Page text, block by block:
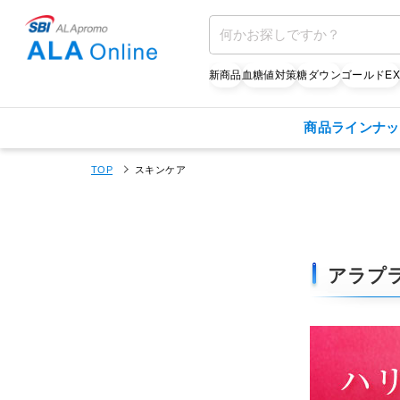
新商品血糖値対策糖ダウンゴールドEX
商品ラインナ
TOP スキンケア
アラプ